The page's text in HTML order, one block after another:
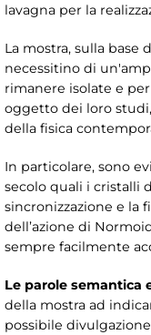
lavagna per la
La mostra, sulla base
necessitino di
rimanere isolate e
oggetto dei loro
della fisica
In particolare, sono
secolo quali i cristalli
sincronizzazione e la
dell’azione di
sempre facilmente
Le parole semantica
della mostra ad
possibile